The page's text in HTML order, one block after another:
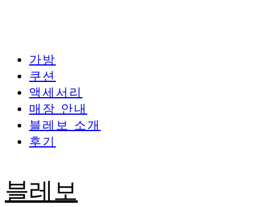
가방
쿠션
액세서리
매장 안내
블레보 소개
후기
블레보